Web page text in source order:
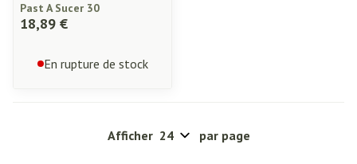
Past A Sucer 30
18,89 €
En rupture de stock
Afficher par page